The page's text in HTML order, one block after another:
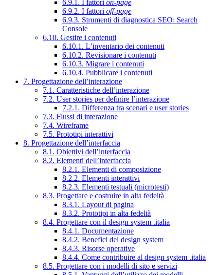
6.9.1. I fattori on-page
6.9.2. I fattori off-page
6.9.3. Strumenti di diagnostica SEO: Search
Console
6.10. Gestire i contenuti
6.10.1. L’inventario dei contenuti
6.10.2. Revisionare i contenuti
6.10.3. Migrare i contenuti
6.10.4. Pubblicare i contenuti
7. Progettazione dell’interazione
7.1. Caratteristiche dell’interazione
7.2. User stories per definire l’interazione
7.2.1. Differenza tra scenari e user stories
7.3. Flussi di interazione
7.4. Wireframe
7.5. Prototipi interattivi
8. Progettazione dell’interfaccia
8.1. Obiettivi dell’interfaccia
8.2. Elementi dell’interfaccia
8.2.1. Elementi di composizione
8.2.2. Elementi interattivi
8.2.3. Elementi testuali (microtesti)
8.3. Progettare e costruire in alta fedeltà
8.3.1. Layout di pagina
8.3.2. Prototipi in alta fedeltà
8.4. Progettare con il design system .italia
8.4.1. Documentazione
8.4.2. Benefici del design system
8.4.3. Risorse operative
8.4.4. Come contribuire al design system .italia
8.5. Progettare con i modelli di sito e servizi